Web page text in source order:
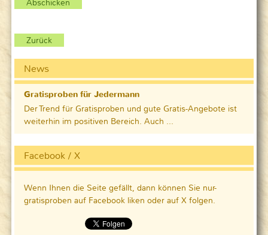
Zurück
News
Gratisproben für Jedermann
Der Trend für Gratisproben und gute Gratis-Angebote ist
weiterhin im positiven Bereich. Auch ...
Facebook / X
Wenn Ihnen die Seite gefällt, dann können Sie nur-
gratisproben auf Facebook liken oder auf X folgen.